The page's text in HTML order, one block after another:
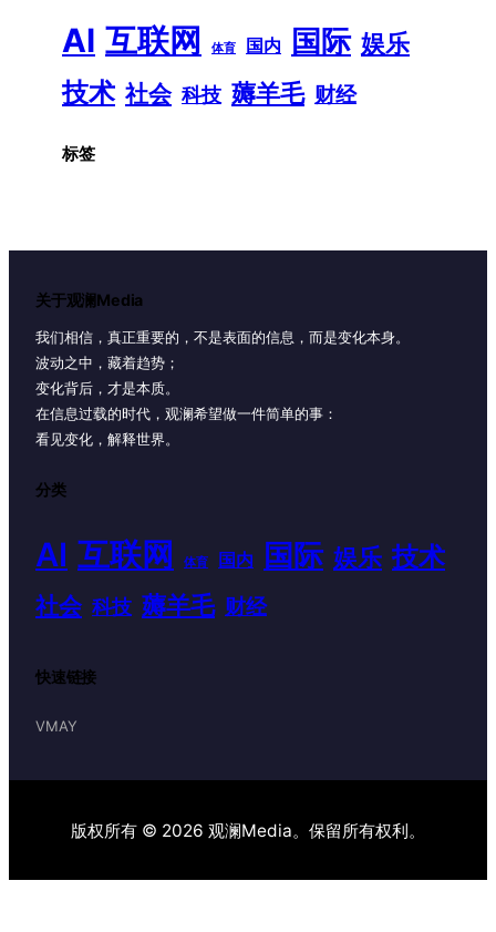
AI 互联网 体育 国内 国际 娱乐
技术 社会 科技 薅羊毛 财经
标签
关于观澜Media
我们相信，真正重要的，不是表面的信息，而是变化本身。
波动之中，藏着趋势；
变化背后，才是本质。
在信息过载的时代，观澜希望做一件简单的事：
看见变化，解释世界。
分类
AI 互联网 体育 国内 国际 娱乐 技术
社会 科技 薅羊毛 财经
快速链接
VMAY
版权所有 © 2026 观澜Media。保留所有权利。